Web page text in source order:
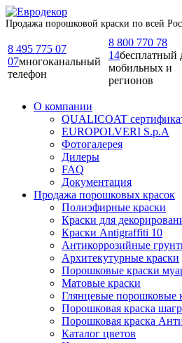
Продажа порошковой краски по всей
8 495 775 07
07многоканальный
телефон
8 800 770 78
14бесплатный
мобильных и
регионов
О компании
QUALICOAT
EUROPOLVERI S.p.A
Фотогалерея
Дилеры
FAQ
Документация
Продажа порошковых красок
Полиэфирные краски
Краски для
Краски Antigraffiti 10
Антикоррозийные
Архитекутурные краски
Порошковые краски
Матовые краски
Глянцевые порошковые
Порошковая краска
Порошковая краска
Каталог цветов